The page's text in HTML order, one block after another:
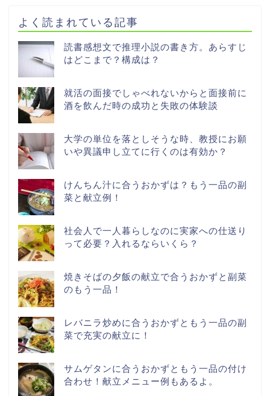
よく読まれている記事
読書感想文で推理小説の書き方。あらすじ
はどこまで？構成は？
就活の面接でしゃべれないからと面接前に
酒を飲んだ時の成功と失敗の体験談
大学の単位を落としそうな時、教授にお願
いや異議申し立てに行くのは有効か？
けんちん汁に合うおかずは？もう一品の副
菜と献立例！
社会人で一人暮らしなのに実家への仕送り
って必要？入れるならいくら？
焼きそばの夕飯の献立で合うおかずと副菜
のもう一品！
レバニラ炒めに合うおかずともう一品の副
菜で充実の献立に！
サムゲタンに合うおかずともう一品の付け
合わせ！献立メニュー例もあるよ。